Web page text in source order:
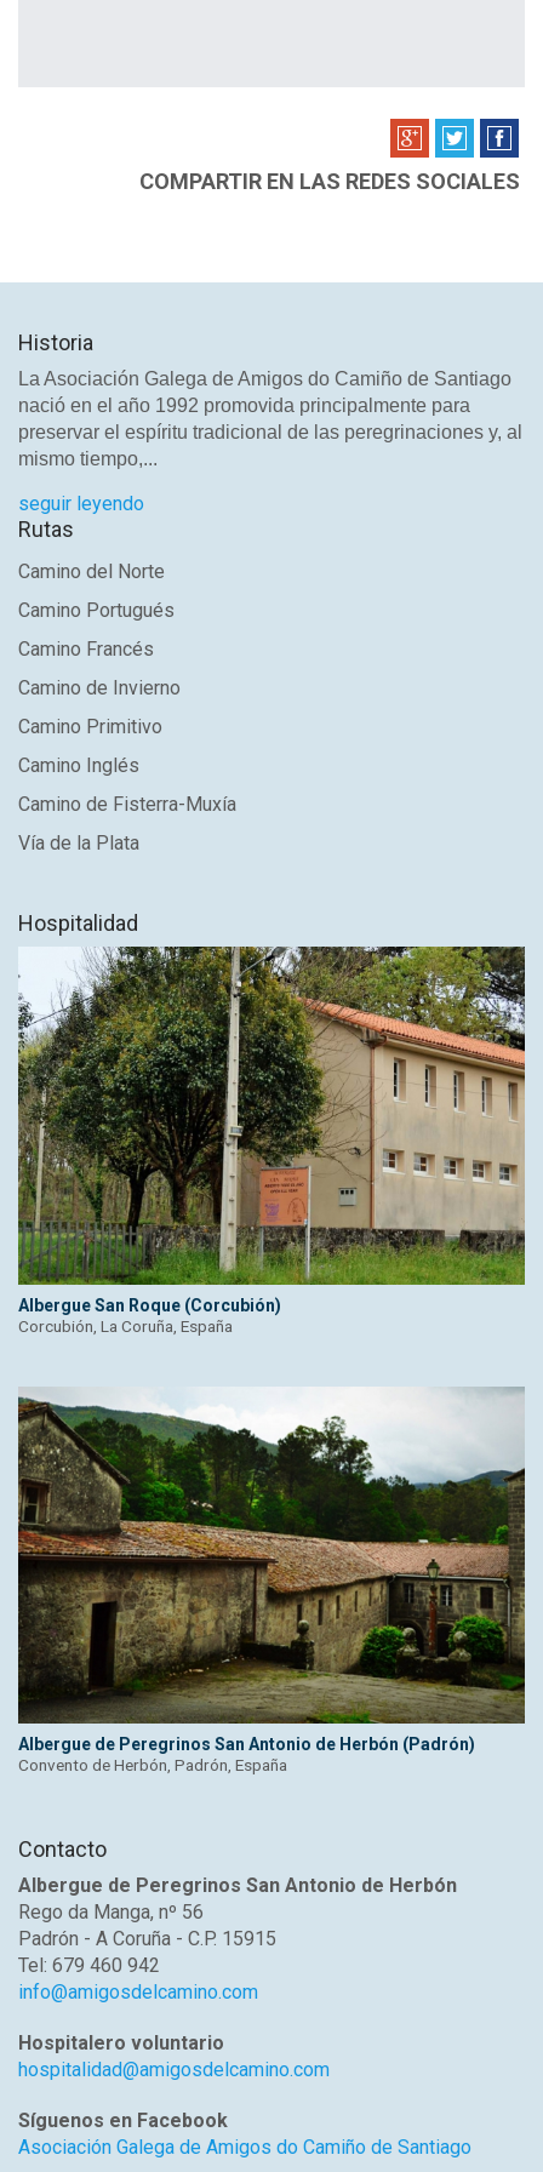
COMPARTIR EN LAS REDES SOCIALES
Historia
La Asociación Galega de Amigos do Camiño de Santiago
nació en el año 1992 promovida principalmente para
preservar el espíritu tradicional de las peregrinaciones y, al
mismo tiempo,...
seguir leyendo
Rutas
Camino del Norte
Camino Portugués
Camino Francés
Camino de Invierno
Camino Primitivo
Camino Inglés
Camino de Fisterra-Muxía
Vía de la Plata
Hospitalidad
Albergue San Roque (Corcubión)
Corcubión, La Coruña, España
Albergue de Peregrinos San Antonio de Herbón (Padrón)
Convento de Herbón, Padrón, España
Contacto
Albergue de Peregrinos San Antonio de Herbón
Rego da Manga, nº 56
Padrón - A Coruña - C.P. 15915
Tel: 679 460 942
info@amigosdelcamino.com
Hospitalero voluntario
hospitalidad@amigosdelcamino.com
Síguenos en Facebook
Asociación Galega de Amigos do Camiño de Santiago